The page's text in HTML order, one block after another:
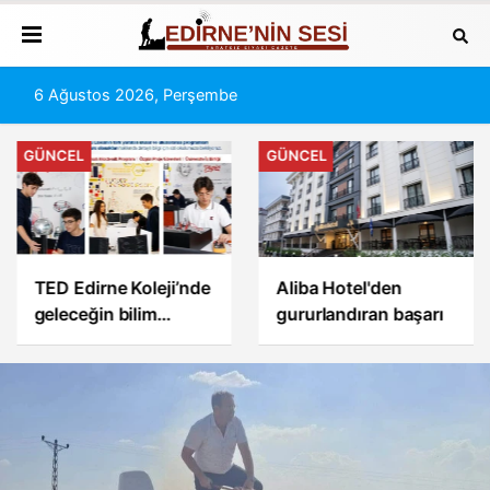
6 Ağustos 2026, Perşembe
GÜNCEL
TED Edirne Koleji’nde
geleceğin bilim
insanları yetişiyor
GÜNCEL
Aliba Hotel'den
gururlandıran başarı